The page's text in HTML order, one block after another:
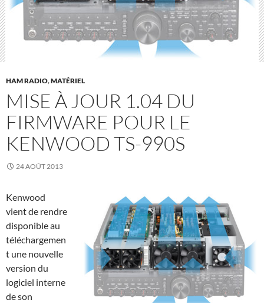
HAM RADIO,MATÉRIEL
MISE À JOUR 1.04 DU
FIRMWARE POUR LE
KENWOOD TS-990S
24 AOÛT 2013
Kenwood
vient de rendre
disponible au
téléchargemen
t une nouvelle
version du
logiciel interne
de son